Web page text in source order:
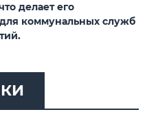
делает его
коммунальных служб